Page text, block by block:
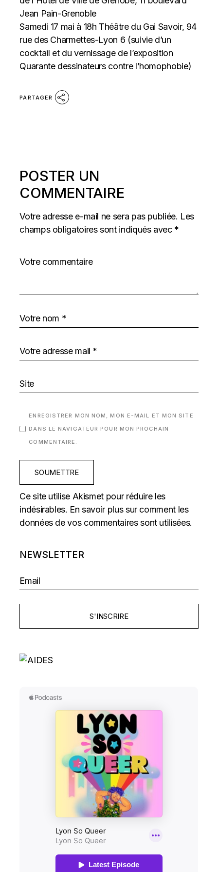
Jean Pain-Grenoble
Samedi 17 mai à 18h Théâtre du Gai Savoir, 94
rue des Charmettes-Lyon 6 (suivie d’un
cocktail et du vernissage de l’exposition
Quarante dessinateurs contre l’homophobie)
PARTAGER
POSTER UN
COMMENTAIRE
Votre adresse e-mail ne sera pas publiée. Les
champs obligatoires sont indiqués avec *
ENREGISTRER MON NOM, MON E-MAIL ET MON SITE
DANS LE NAVIGATEUR POUR MON PROCHAIN
COMMENTAIRE.
SOUMETTRE
Ce site utilise Akismet pour réduire les
indésirables. En savoir plus sur comment les
données de vos commentaires sont utilisées.
NEWSLETTER
S'INSCRIRE